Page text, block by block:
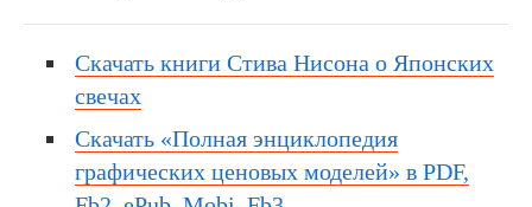
Скачать книги Стива Нисона о Японских
свечах
Скачать «Полная энциклопедия
графических ценовых моделей» в PDF,